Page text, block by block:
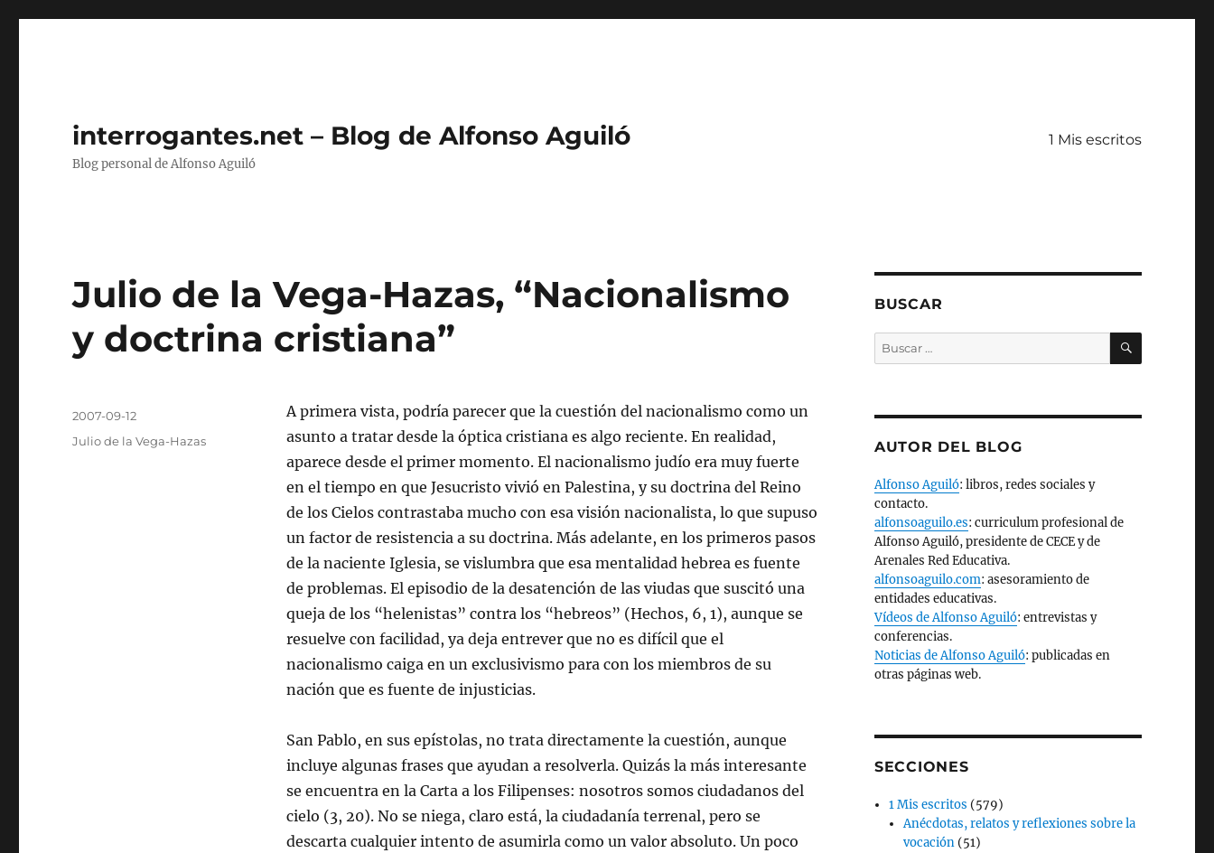
interrogantes.net – Blog de Alfonso Aguiló
Blog personal de Alfonso Aguiló
1 Mis escritos
Julio de la Vega-Hazas, “Nacionalismo
y doctrina cristiana”
A primera vista, podría parecer que la cuestión del nacionalismo como un
asunto a tratar desde la óptica cristiana es algo reciente. En realidad,
aparece desde el primer momento. El nacionalismo judío era muy fuerte
en el tiempo en que Jesucristo vivió en Palestina, y su doctrina del Reino
de los Cielos contrastaba mucho con esa visión nacionalista, lo que supuso
un factor de resistencia a su doctrina. Más adelante, en los primeros pasos
de la naciente Iglesia, se vislumbra que esa mentalidad hebrea es fuente
de problemas. El episodio de la desatención de las viudas que suscitó una
queja de los “helenistas” contra los “hebreos” (Hechos, 6, 1), aunque se
resuelve con facilidad, ya deja entrever que no es difícil que el
nacionalismo caiga en un exclusivismo para con los miembros de su
nación que es fuente de injusticias.
San Pablo, en sus epístolas, no trata directamente la cuestión, aunque
incluye algunas frases que ayudan a resolverla. Quizás la más interesante
se encuentra en la Carta a los Filipenses: nosotros somos ciudadanos del
cielo (3, 20). No se niega, claro está, la ciudadanía terrenal, pero se
descarta cualquier intento de asumirla como un valor absoluto. Un poco
Publicado
2007-09-12
Categorías
Julio de la Vega-Hazas
BUSCAR
Buscar
por:
BUSCAR
AUTOR DEL BLOG
Alfonso Aguiló: libros, redes sociales y
contacto.
alfonsoaguilo.es: curriculum profesional de
Alfonso Aguiló, presidente de CECE y de
Arenales Red Educativa.
alfonsoaguilo.com: asesoramiento de
entidades educativas.
Vídeos de Alfonso Aguiló: entrevistas y
conferencias.
Noticias de Alfonso Aguiló: publicadas en
otras páginas web.
SECCIONES
1 Mis escritos (579)
Anécdotas, relatos y reflexiones sobre la
vocación (51)